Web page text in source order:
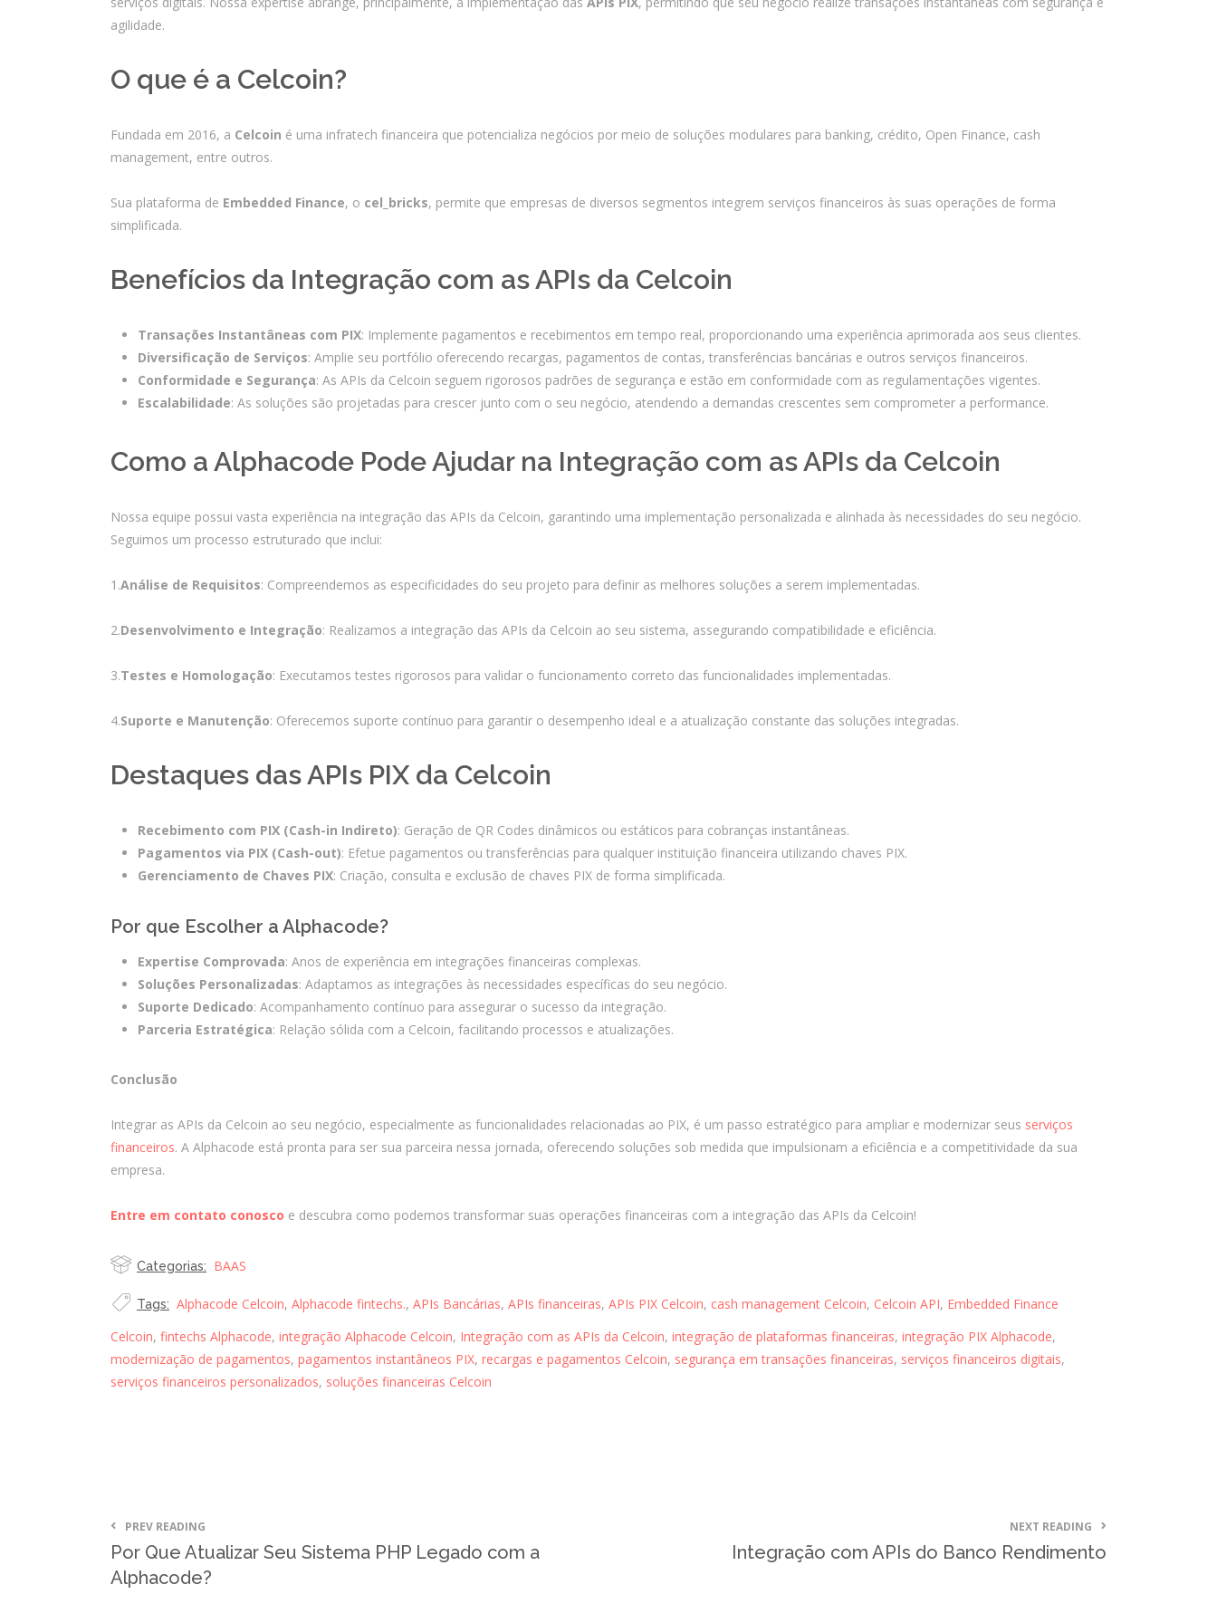
PSTI: Por que essa escolha define a
fevereiro 2026
janeiro 2026
novembro 2025
setembro 2025
agosto 2025
novembro 2024
novembro 2022
outubro 2022
janeiro 2020
agosto 2019
janeiro 2019
Sites e PWAs
Growth Hacking
Squad as a Service
Medida
Outsourcing
Integrações
agilidade.
O que é a Celcoin?
Fundada em 2016, a Celcoin é uma infratech financeira que potencializa negócios por meio de soluções modulares para banking, crédito, Open Finance, cash
management, entre outros.
Sua plataforma de Embedded Finance, o cel_bricks, permite que empresas de diversos segmentos integrem serviços financeiros às suas operações de forma
simplificada.
Benefícios da Integração com as APIs da Celcoin
Transações Instantâneas com PIX: Implemente pagamentos e recebimentos em tempo real, proporcionando uma experiência aprimorada aos seus clientes.
Diversificação de Serviços: Amplie seu portfólio oferecendo recargas, pagamentos de contas, transferências bancárias e outros serviços financeiros.
Conformidade e Segurança: As APIs da Celcoin seguem rigorosos padrões de segurança e estão em conformidade com as regulamentações vigentes.
Escalabilidade: As soluções são projetadas para crescer junto com o seu negócio, atendendo a demandas crescentes sem comprometer a performance.
Como a Alphacode Pode Ajudar na Integração com as APIs da Celcoin
Nossa equipe possui vasta experiência na integração das APIs da Celcoin, garantindo uma implementação personalizada e alinhada às necessidades do seu negócio.
Seguimos um processo estruturado que inclui:
1.Análise de Requisitos: Compreendemos as especificidades do seu projeto para definir as melhores soluções a serem implementadas.
2.Desenvolvimento e Integração: Realizamos a integração das APIs da Celcoin ao seu sistema, assegurando compatibilidade e eficiência.
3.Testes e Homologação: Executamos testes rigorosos para validar o funcionamento correto das funcionalidades implementadas.
4.Suporte e Manutenção: Oferecemos suporte contínuo para garantir o desempenho ideal e a atualização constante das soluções integradas.
Destaques das APIs PIX da Celcoin
Recebimento com PIX (Cash-in Indireto): Geração de QR Codes dinâmicos ou estáticos para cobranças instantâneas.
Pagamentos via PIX (Cash-out): Efetue pagamentos ou transferências para qualquer instituição financeira utilizando chaves PIX.
Gerenciamento de Chaves PIX: Criação, consulta e exclusão de chaves PIX de forma simplificada.
Por que Escolher a Alphacode?
Expertise Comprovada: Anos de experiência em integrações financeiras complexas.
Soluções Personalizadas: Adaptamos as integrações às necessidades específicas do seu negócio.
Suporte Dedicado: Acompanhamento contínuo para assegurar o sucesso da integração.
Parceria Estratégica: Relação sólida com a Celcoin, facilitando processos e atualizações.
Conclusão
Integrar as APIs da Celcoin ao seu negócio, especialmente as funcionalidades relacionadas ao PIX, é um passo estratégico para ampliar e modernizar seus serviços
financeiros. A Alphacode está pronta para ser sua parceira nessa jornada, oferecendo soluções sob medida que impulsionam a eficiência e a competitividade da sua
empresa.
Entre em contato conosco e descubra como podemos transformar suas operações financeiras com a integração das APIs da Celcoin!
Categorias: BAAS
Tags: Alphacode Celcoin, Alphacode fintechs., APIs Bancárias, APIs financeiras, APIs PIX Celcoin, cash management Celcoin, Celcoin API, Embedded Finance
Celcoin, fintechs Alphacode, integração Alphacode Celcoin, Integração com as APIs da Celcoin, integração de plataformas financeiras, integração PIX Alphacode,
modernização de pagamentos, pagamentos instantâneos PIX, recargas e pagamentos Celcoin, segurança em transações financeiras, serviços financeiros digitais,
serviços financeiros personalizados, soluções financeiras Celcoin
PREV READING
Por Que Atualizar Seu Sistema PHP Legado com a
Alphacode?
NEXT READING
Integração com APIs do Banco Rendimento